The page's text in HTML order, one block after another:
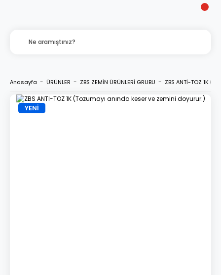
Anasayfa ÜRÜNLER ZBS ZEMİN ÜRÜNLERİ GRUBU ZBS ANTİ-TOZ 1K
YENİ